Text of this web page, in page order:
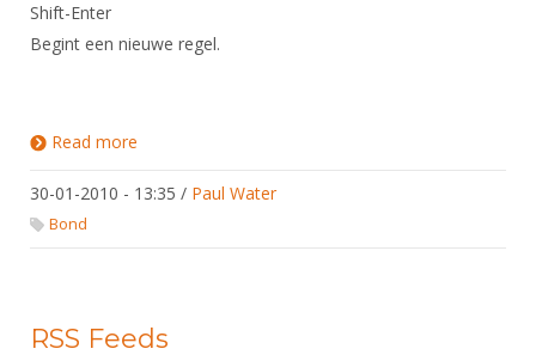
Shift-Enter
Begint een nieuwe regel.
Read more
30-01-2010 - 13:35 / Paul Water
Bond
RSS Feeds